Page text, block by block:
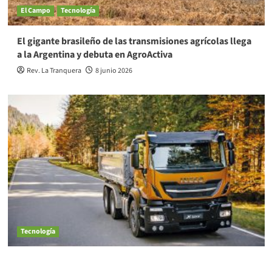
El Campo Tecnología
El gigante brasileño de las transmisiones agrícolas llega
a la Argentina y debuta en AgroActiva
Rev. La Tranquera 8 junio 2026
Tecnología